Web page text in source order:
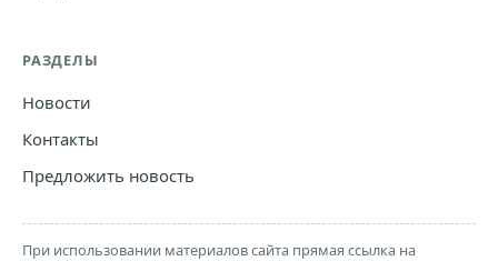
РАЗДЕЛЫ
Новости
Контакты
Предложить новость
При использовании материалов сайта прямая ссылка на